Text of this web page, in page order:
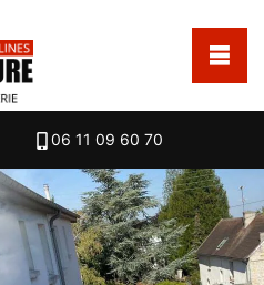
06 11 09 60 70